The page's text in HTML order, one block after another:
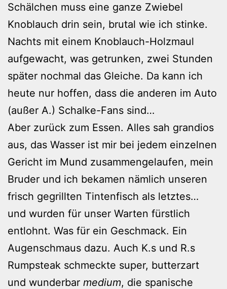
Schälchen muss eine ganze Zwiebel
Knoblauch drin sein, brutal wie ich stinke.
Nachts mit einem Knoblauch-Holzmaul
aufgewacht, was getrunken, zwei Stunden
später nochmal das Gleiche. Da kann ich
heute nur hoffen, dass die anderen im Auto
(außer A.) Schalke-Fans sind…
Aber zurück zum Essen. Alles sah grandios
aus, das Wasser ist mir bei jedem einzelnen
Gericht im Mund zusammengelaufen, mein
Bruder und ich bekamen nämlich unseren
frisch gegrillten Tintenfisch als letztes…
und wurden für unser Warten fürstlich
entlohnt. Was für ein Geschmack. Ein
Augenschmaus dazu. Auch K.s und R.s
Rumpsteak schmeckte super, butterzart
und wunderbar medium, die spanische